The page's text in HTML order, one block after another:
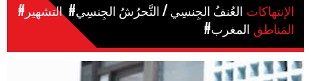
#التشهير
#العُنفُ الجِنسِي / التَّحرُشُ الجِنسِي
#المغرب